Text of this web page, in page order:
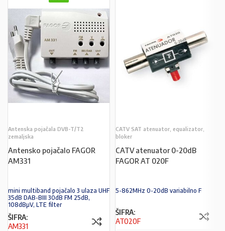
Antenska pojačala DVB-T/T2
zemaljska
Antensko pojačalo FAGOR
AM331
mini multiband pojačalo 3 ulaza UHF
35dB DAB-BIII 30dB FM 25dB,
108dBµV, LTE filter
ŠIFRA:
AM331
CATV SAT atenuator, equalizator,
bloker
CATV atenuator 0-20dB
FAGOR AT 020F
5-862MHz 0-20dB variabilno F
ŠIFRA:
AT020F